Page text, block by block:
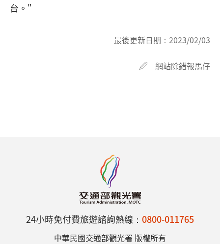
台。"
最後更新日期： 2023/02/03
網站除錯報馬仔
24小時免付費旅遊諮詢熱線： 0800-011765
中華民國交通部觀光署 版權所有